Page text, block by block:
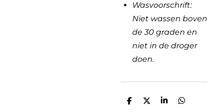
Wasvoorschrift:
Niet wassen boven
de 30 graden en
niet in de droger
doen.
D
D
S
D